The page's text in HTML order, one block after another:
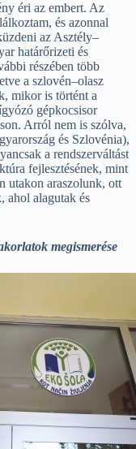
éri az embert. Az
és azonnal
az Asztély–
határőrizeti és
részében több
a szlovén–olasz
mikor is történt a
gépkocsisor
Arról nem is szólva,
és Szlovénia),
a rendszerváltást
fejlesztésének, mint
utakon araszolunk, ott
ahol alagutak és
megismerése